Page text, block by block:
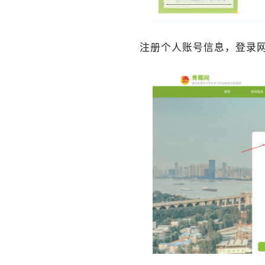
注册个人账号信息， 登录